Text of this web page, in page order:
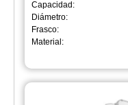
Capacidad:
Diámetro:
Frasco:
Material: